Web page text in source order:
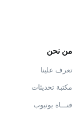
من نحن
تعرف علينا
مكتبة تحديثات
قنـــاة يوتيوب